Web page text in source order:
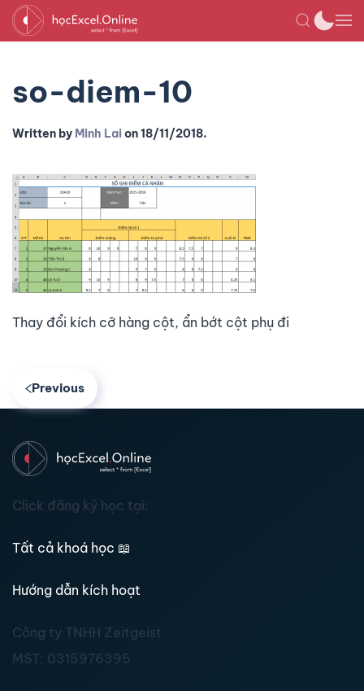
so-diem-10
Written by Minh Laion18/11/2018.
Thay đổi kích cỡ hàng cột, ẩn bớt cột phụ đi
Previous
Click đăng ký học tại:
Tất cả khoá học 📖
Hướng dẫn kích hoạt
Công ty TNHH Zeitgeist
MST: 0315976395